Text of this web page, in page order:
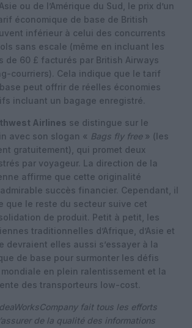
ou de l’Amérique du Sud, le prix d’un
économique de base de British
inférieur à celui des concurrents
sans escale (même en incluant les
de 60 £ facturés par British Airways
courriers). Cela indique que le tarif
peut offrir de réelles économies
incluant un bagage enregistré.
Airlines se distingue sur le
avec son slogan « Bags fly free » (les
gratuitement), qui promet deux
par voyageur. La direction de la
affirme que cette originalité
succès financier. Cependant, il
que le reste du secteur suive cet
de produit. Petit à petit, les
traditionnelles d’Afrique, d’Asie et
devraient elles aussi s’essayer à la
de base pour surmonter les défis
mondiale en plein ralentissement et la
des transporteurs low-cost.
fait tous les efforts
de la qualité des informations